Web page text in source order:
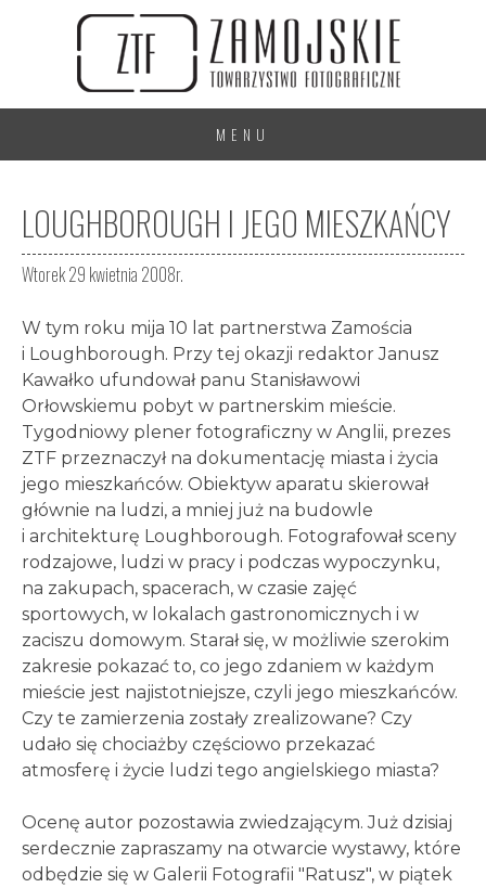
MENU
LOUGHBOROUGH I JEGO MIESZKAŃCY
Wtorek 29 kwietnia 2008r.
W tym roku mija 10 lat partnerstwa Zamościa
i Loughborough. Przy tej okazji redaktor Janusz
Kawałko ufundował panu Stanisławowi
Orłowskiemu pobyt w partnerskim mieście.
Tygodniowy plener fotograficzny w Anglii, prezes
ZTF przeznaczył na dokumentację miasta i życia
jego mieszkańców. Obiektyw aparatu skierował
głównie na ludzi, a mniej już na budowle
i architekturę Loughborough. Fotografował sceny
rodzajowe, ludzi w pracy i podczas wypoczynku,
na zakupach, spacerach, w czasie zajęć
sportowych, w lokalach gastronomicznych i w
zaciszu domowym. Starał się, w możliwie szerokim
zakresie pokazać to, co jego zdaniem w każdym
mieście jest najistotniejsze, czyli jego mieszkańców.
Czy te zamierzenia zostały zrealizowane? Czy
udało się chociażby częściowo przekazać
atmosferę i życie ludzi tego angielskiego miasta?
Ocenę autor pozostawia zwiedzającym. Już dzisiaj
serdecznie zapraszamy na otwarcie wystawy, które
odbędzie się w Galerii Fotografii "Ratusz", w piątek